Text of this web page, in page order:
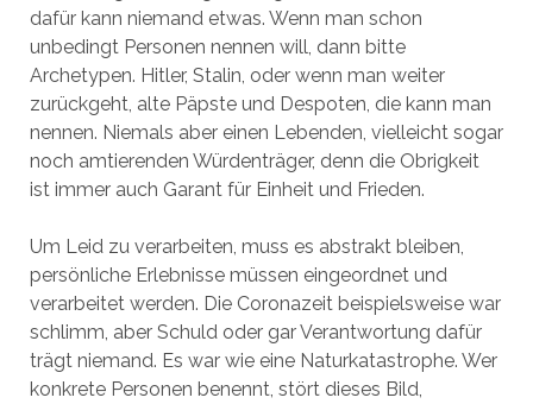
dafür kann niemand etwas. Wenn man schon
unbedingt Personen nennen will, dann bitte
Archetypen. Hitler, Stalin, oder wenn man weiter
zurückgeht, alte Päpste und Despoten, die kann man
nennen. Niemals aber einen Lebenden, vielleicht sogar
noch amtierenden Würdenträger, denn die Obrigkeit
ist immer auch Garant für Einheit und Frieden.
Um Leid zu verarbeiten, muss es abstrakt bleiben,
persönliche Erlebnisse müssen eingeordnet und
verarbeitet werden. Die Coronazeit beispielsweise war
schlimm, aber Schuld oder gar Verantwortung dafür
trägt niemand. Es war wie eine Naturkatastrophe. Wer
konkrete Personen benennt, stört dieses Bild,